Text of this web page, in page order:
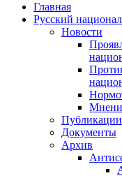
Главная
Русский
Новости
Публикации
Документы
Архив